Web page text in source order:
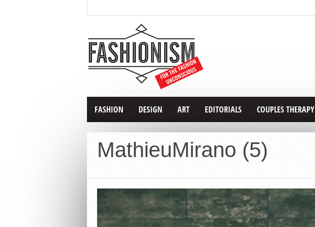
FASHION DESIGN ART EDITORIALS COUPLES THERAPY
MathieuMirano (5)